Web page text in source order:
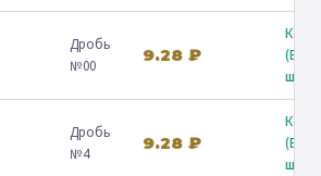
Дробь
№00
9.28 ₽
ш.) ↗
Дробь
№4
9.28 ₽
ш.) ↗